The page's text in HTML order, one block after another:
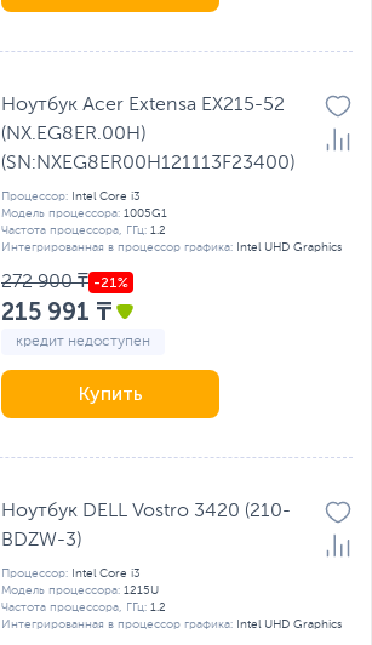
Ноутбук Acer Extensa EX215-52
(NX.EG8ER.00H)
(SN:NXEG8ER00H121113F23400)
Процессор: Intel Core i3
Модель процессора: 1005G1
Частота процессора, ГГц: 1.2
Интегрированная в процессор графика: Intel UHD Graphics
272 900 ₸
215 991 ₸
кредит недоступен
Купить
Ноутбук DELL Vostro 3420 (210-
BDZW-3)
Процессор: Intel Core i3
Модель процессора: 1215U
Частота процессора, ГГц: 1.2
Интегрированная в процессор графика: Intel UHD Graphics